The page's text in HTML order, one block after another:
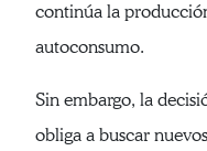
continúa la
autoconsumo.
Sin embargo, la
obliga a buscar